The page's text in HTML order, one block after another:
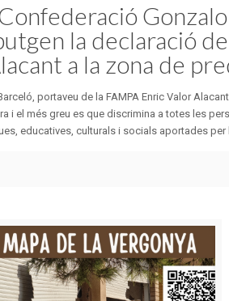
la declaració
a la zona de
portaveu de la FAMPA Enric Valor
i el més greu es que discrimina a totes les
educatives, culturals i socials aportades per